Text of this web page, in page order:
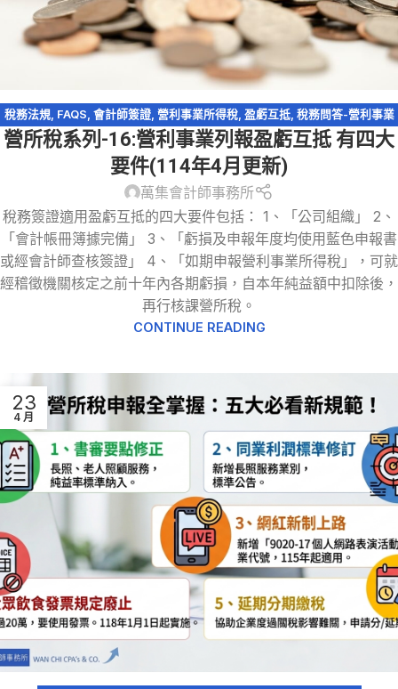
稅務法規, FAQS, 會計師簽證, 營利事業所得稅, 盈虧互抵, 稅務問答-營利事業
所得稅,稅務簽證
營所稅系列-16:營利事業列報盈虧互抵 有四大
要件(114年4月更新)
萬集會計師事務所
稅務簽證適用盈虧互抵的四大要件包括： 1、「公司組織」 2、
「會計帳冊簿據完備」 3、「虧損及申報年度均使用藍色申報書
或經會計師查核簽證」 4、「如期申報營利事業所得稅」，可就
經稽徵機關核定之前十年內各期虧損，自本年純益額中扣除後，
再行核課營所稅。
CONTINUE READING
23
4 月